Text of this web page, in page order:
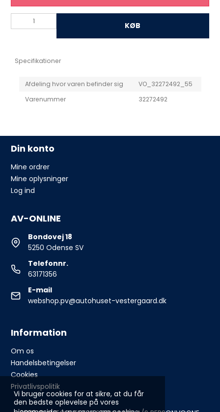
Vi bruger cookies for at sikre, at du får
den bedste oplevelse på vores
KØB
Specifikationer
Afdeling hvor varen befinder sig
VO_32272492_55
Varenummer
32272492
Din konto
Mine ordrer
Mine oplysninger
Log ind
AV-ONLINE
Bondovej 18
5250 Odense SV
Telefonnr.
63171356
E-mail
webshop.pv@autohuset-vestergaard.dk
Information
Om os
Handelsbetingelser
Cookies
Privatlivspolitik